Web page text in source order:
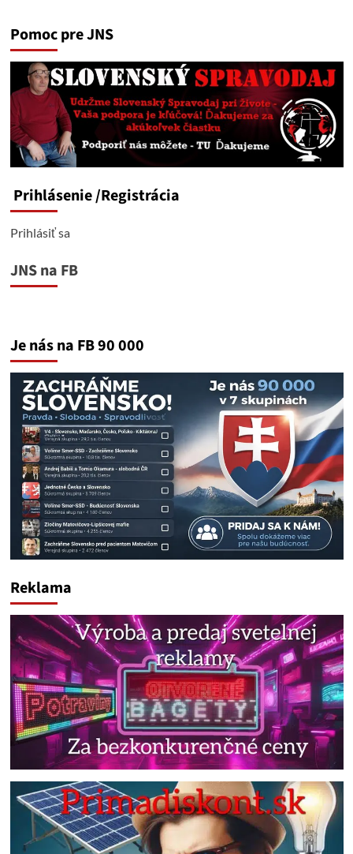
zaradila
Taliani
proti
cvrčkom.
Firmy
nechcú
nebinárnych
zamestnancov.
Výhonky
rozumu
Pomoc pre JNS
Prihlásenie/Registrácia
Prihlásiť sa
JNS na FB
Je nás na FB 90 000
Reklama